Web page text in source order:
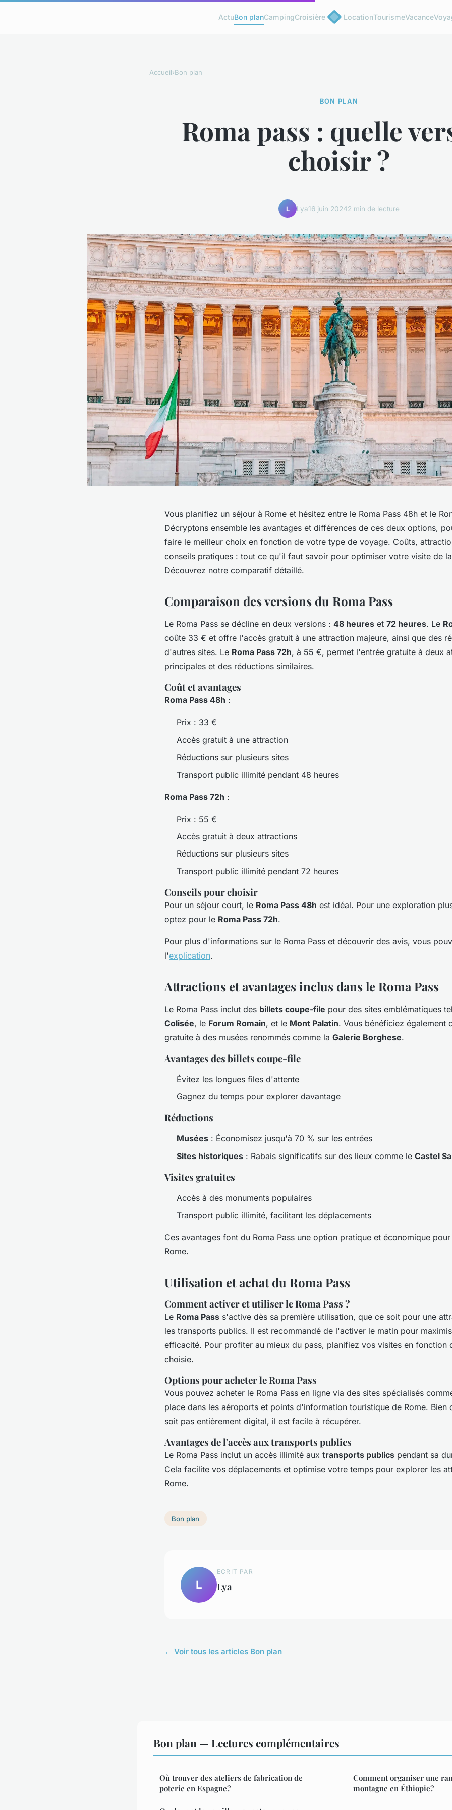
ActuBon planCampingCroisière LocationTourismeVacance
Accueil›Bon plan
BON PLAN
Roma pass : quelle
choisir ?
L Lya16 juin 20242 min de lecture
Vous planifiez un séjour à Rome et hésitez entre le Roma Pass 48h et le
Décryptons ensemble les avantages et différences de ces deux options,
faire le meilleur choix en fonction de votre type de voyage. Coûts,
conseils pratiques : tout ce qu'il faut savoir pour optimiser votre visite de
Découvrez notre comparatif détaillé.
Comparaison des versions du Roma Pass
Le Roma Pass se décline en deux versions : 48 heures et 72 heures. Le
coûte 33 € et offre l'accès gratuit à une attraction majeure, ainsi que des
d'autres sites. Le Roma Pass 72h, à 55 €, permet l'entrée gratuite à deux
principales et des réductions similaires.
Coût et avantages
Roma Pass 48h :
Prix : 33 €
Accès gratuit à une attraction
Réductions sur plusieurs sites
Transport public illimité pendant 48 heures
Roma Pass 72h :
Prix : 55 €
Accès gratuit à deux attractions
Réductions sur plusieurs sites
Transport public illimité pendant 72 heures
Conseils pour choisir
Pour un séjour court, le Roma Pass 48h est idéal. Pour une exploration
optez pour le Roma Pass 72h.
Pour plus d'informations sur le Roma Pass et découvrir des avis, vous
l'explication.
Attractions et avantages inclus dans le Roma Pass
Le Roma Pass inclut des billets coupe-file pour des sites emblématiques
Colisée, le Forum Romain, et le Mont Palatin. Vous bénéficiez également
gratuite à des musées renommés comme la Galerie Borghese.
Avantages des billets coupe-file
Évitez les longues files d'attente
Gagnez du temps pour explorer davantage
Réductions
Musées : Économisez jusqu'à 70 % sur les entrées
Sites historiques : Rabais significatifs sur des lieux comme le Castel
Visites gratuites
Accès à des monuments populaires
Transport public illimité, facilitant les déplacements
Ces avantages font du Roma Pass une option pratique et économique
Rome.
Utilisation et achat du Roma Pass
Comment activer et utiliser le Roma Pass ?
Le Roma Pass s'active dès sa première utilisation, que ce soit pour une
les transports publics. Il est recommandé de l'activer le matin pour
efficacité. Pour profiter au mieux du pass, planifiez vos visites en fonction
choisie.
Options pour acheter le Roma Pass
Vous pouvez acheter le Roma Pass en ligne via des sites spécialisés
place dans les aéroports et points d'information touristique de Rome. Bien
soit pas entièrement digital, il est facile à récupérer.
Avantages de l'accès aux transports publics
Le Roma Pass inclut un accès illimité aux transports publics pendant sa
Cela facilite vos déplacements et optimise votre temps pour explorer les
Rome.
Bon plan
L
ECRIT PAR
Lya
← Voir tous les articles Bon plan
Bon plan — Lectures complémentaires
Où trouver des ateliers de fabrication de
poterie en Espagne?
Comment organiser une
montagne en Éthiopie?